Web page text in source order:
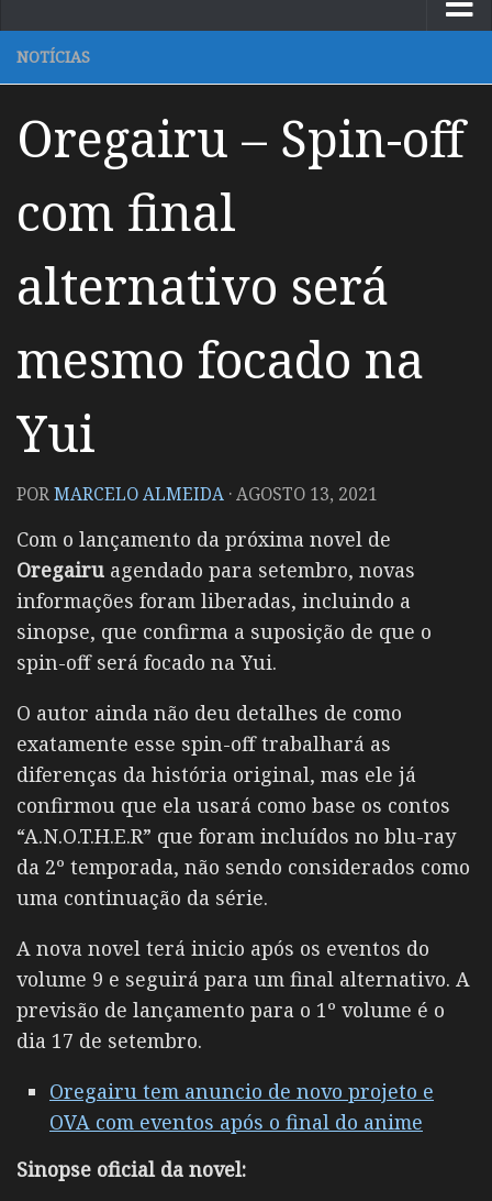
NOTÍCIAS
Oregairu – Spin-off
com final
alternativo será
mesmo focado na
Yui
PORMARCELO ALMEIDA ·AGOSTO 13, 2021
Com o lançamento da próxima novel de
Oregairu agendado para setembro, novas
informações foram liberadas, incluindo a
sinopse, que confirma a suposição de que o
spin-off será focado na Yui.
O autor ainda não deu detalhes de como
exatamente esse spin-off trabalhará as
diferenças da história original, mas ele já
confirmou que ela usará como base os contos
“A.N.O.T.H.E.R” que foram incluídos no blu-ray
da 2º temporada, não sendo considerados como
uma continuação da série.
A nova novel terá inicio após os eventos do
volume 9 e seguirá para um final alternativo. A
previsão de lançamento para o 1º volume é o
dia 17 de setembro.
Oregairu tem anuncio de novo projeto e
OVA com eventos após o final do anime
Sinopse oficial da novel: